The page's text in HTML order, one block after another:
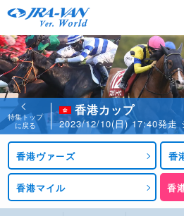
特集トップ
に戻る
香港カップ
2023/12/10(日) 17:40発走
香港ヴァーズ 香
香港マイル 香